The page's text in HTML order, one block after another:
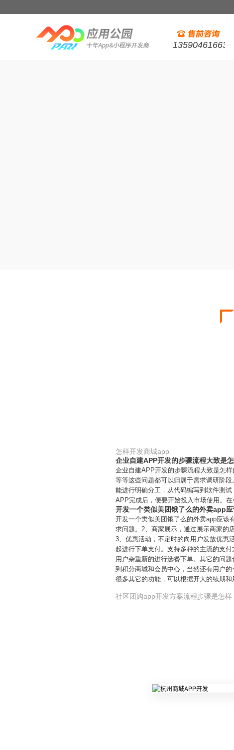
13590461663
怎样开发商城app
企业自建APP开发的步骤流程大致是
企业自建APP开发的步骤流程大致是怎
等等这些问题都可以归属于需求调研阶
能进行明确分工，从代码编写到软件测
APP完成后，便要开始投入市场使用。
开发一个类似美团饿了么的外卖app应
开发一个类似美团饿了么的外卖app应该
求问题。2、商家展示，通过展示商家的
3、优惠活动，不定时的向用户发放优惠
起进行下单支付。支持多种的主流的支
用户杂重新的进行选餐下单。其它的问
到积分商城和会员中心，当然还有用户
很多其它的功能，可以根据开大的续期
社区团购app开发方案流程步骤是怎样